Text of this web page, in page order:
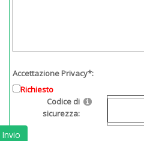
Accettazione Privacy*:
Richiesto
Codice di
sicurezza:
Invio